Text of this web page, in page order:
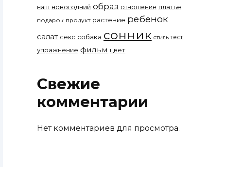
наш новогодний образ отношение платье
подарок продукт растение ребенок
салат секс собака сонник стиль тест
упражнение фильм цвет
Свежие
комментарии
Нет комментариев для просмотра.